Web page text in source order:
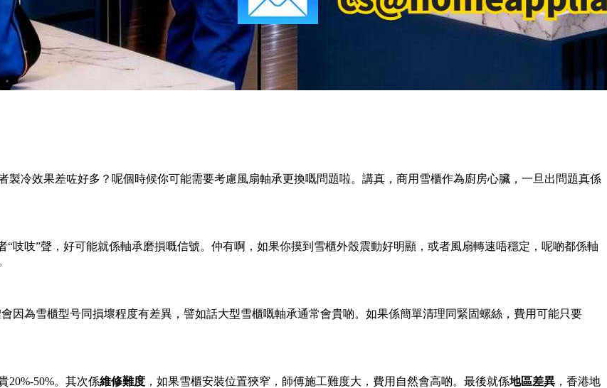
冷效果差咗好多？呢個時候你可能需要考慮風扇軸承更換嘅問題啦。講真，商用雪櫃作為廚房心臟，一旦出問題真係
吱吱”聲，好可能就係軸承磨損嘅信號。仲有啊，如果你摸到雪櫃外殼震動好明顯，或者風扇轉速唔穩定，呢啲都係軸
因為雪櫃型号同損壞程度有差異，譬如話大型雪櫃嘅軸承通常會貴啲。如果係簡單清理同緊固螺絲，費用可能只要
20%-50%。其次係維修難度 ，如果雪櫃安裝位置狹窄，師傅施工難度大，費用自然會高啲。最後就係地區差異 ，香港地